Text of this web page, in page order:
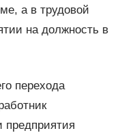
а в трудовой
на должность в
перехода
предприятия